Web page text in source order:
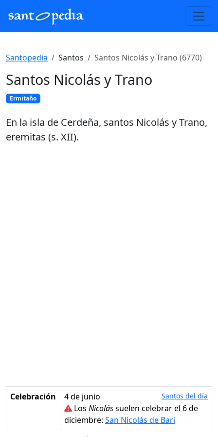
Santopedia Santos Santos Nicolás y Trano (6770)
Santos Nicolás y Trano
Ermitaño
En la isla de Cerdeña, santos Nicolás y Trano,
eremitas (s. XII).
Celebración 4 de junio Santos del día
Los Nicolássuelen celebrar el 6 de
diciembre: San Nicolás de Bari